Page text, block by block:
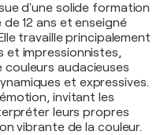
d'une solide formation
12 ans et enseigné
travaille principalement
et impressionnistes,
audacieuses
et expressives.
invitant les
leurs propres
vibrante de la couleur.